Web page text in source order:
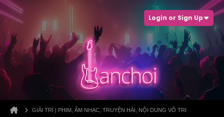
Login or Sign Up
GIẢI TRÍ | PHIM, ÂM NHẠC, TRUYỆN HÀI, NỘI DUNG VÔ TRI